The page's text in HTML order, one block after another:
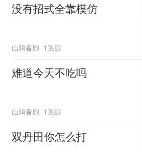
没有招式全靠模仿
山鸡看剧 1跟贴
难道今天不吃吗
山鸡看剧 1跟贴
双丹田你怎么打